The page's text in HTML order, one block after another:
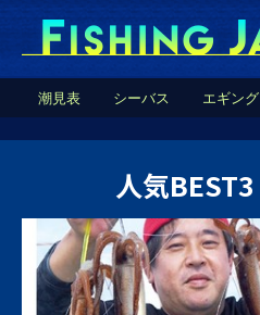
潮見表 シーバス エギング
人気BEST3